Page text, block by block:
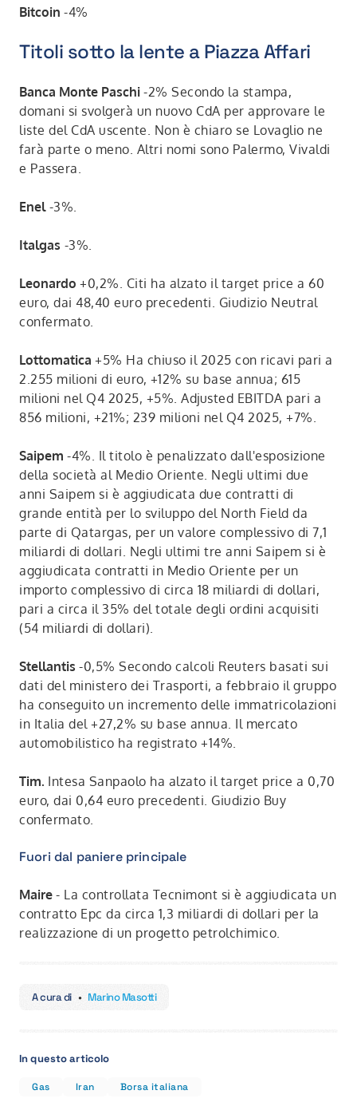
Bitcoin -4%
Titoli sotto la lente a Piazza Affari
Banca Monte Paschi -2% Secondo la stampa,
domani si svolgerà un nuovo CdA per approvare le
liste del CdA uscente. Non è chiaro se Lovaglio ne
farà parte o meno. Altri nomi sono Palermo, Vivaldi
e Passera.
Enel-3%.
Italgas -3%.
Leonardo +0,2%. Citi ha alzato il target price a 60
euro, dai 48,40 euro precedenti. Giudizio Neutral
confermato.
Lottomatica +5% Ha chiuso il 2025 con ricavi pari a
2.255 milioni di euro, +12% su base annua; 615
milioni nel Q4 2025, +5%. Adjusted EBITDA pari a
856 milioni, +21%; 239 milioni nel Q4 2025, +7%.
Saipem -4%. Il titolo è penalizzato dall'esposizione
della società al Medio Oriente. Negli ultimi due
anni Saipem si è aggiudicata due contratti di
grande entità per lo sviluppo del North Field da
parte di Qatargas, per un valore complessivo di 7,1
miliardi di dollari. Negli ultimi tre anni Saipem si è
aggiudicata contratti in Medio Oriente per un
importo complessivo di circa 18 miliardi di dollari,
pari a circa il 35% del totale degli ordini acquisiti
(54 miliardi di dollari).
Stellantis -0,5% Secondo calcoli Reuters basati sui
dati del ministero dei Trasporti, a febbraio il gruppo
ha conseguito un incremento delle immatricolazioni
in Italia del +27,2% su base annua. Il mercato
automobilistico ha registrato +14%.
Tim. Intesa Sanpaolo ha alzato il target price a 0,70
euro, dai 0,64 euro precedenti. Giudizio Buy
confermato.
Fuori dal paniere principale
Maire - La controllata Tecnimont si è aggiudicata un
contratto Epc da circa 1,3 miliardi di dollari per la
realizzazione di un progetto petrolchimico.
A cura di • Marino Masotti
In questo articolo
Gas Iran Borsa italiana